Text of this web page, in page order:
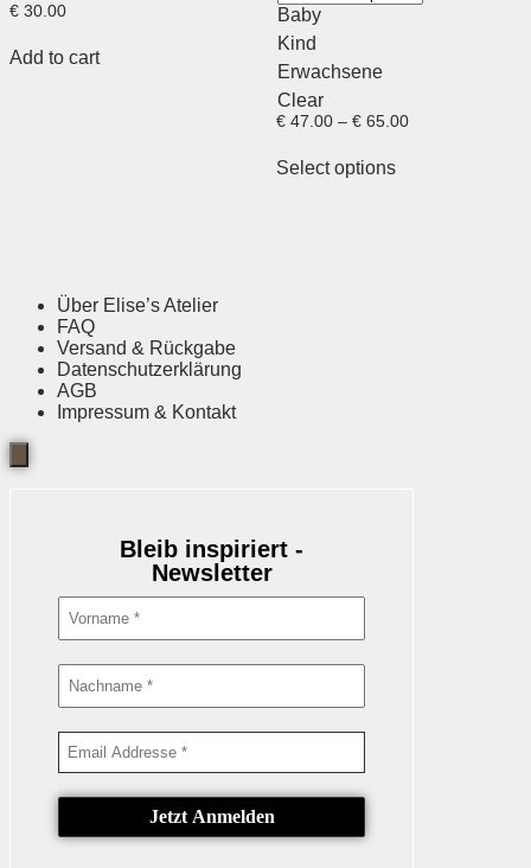
€ 30.00
Add to cart
Baby
Kind
Erwachsene
Clear
€47.00 – €65.00
Select options
Über Elise’s Atelier
FAQ
Versand & Rückgabe
Datenschutzerklärung
AGB
Impressum & Kontakt
Bleib inspiriert -
Newsletter